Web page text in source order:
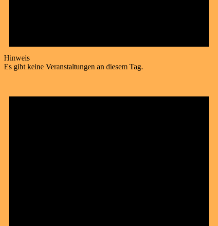
Hinweis
Es gibt keine Veranstaltungen an diesem Tag.